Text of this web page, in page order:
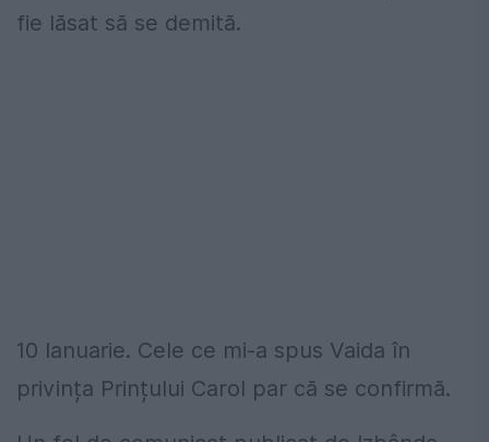
fie lăsat să se demită.
10 Ianuarie. Cele ce mi-a spus Vaida în
privința Prințului Carol par că se confirmă.